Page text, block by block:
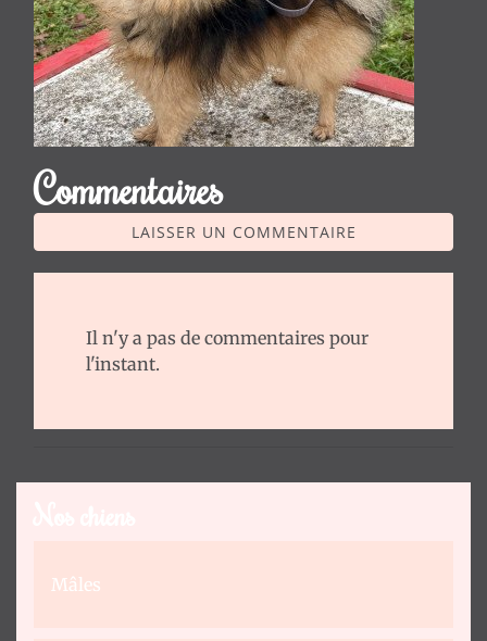
Commentaires
LAISSER UN COMMENTAIRE
Il n'y a pas de commentaires pour
l'instant.
Mâles